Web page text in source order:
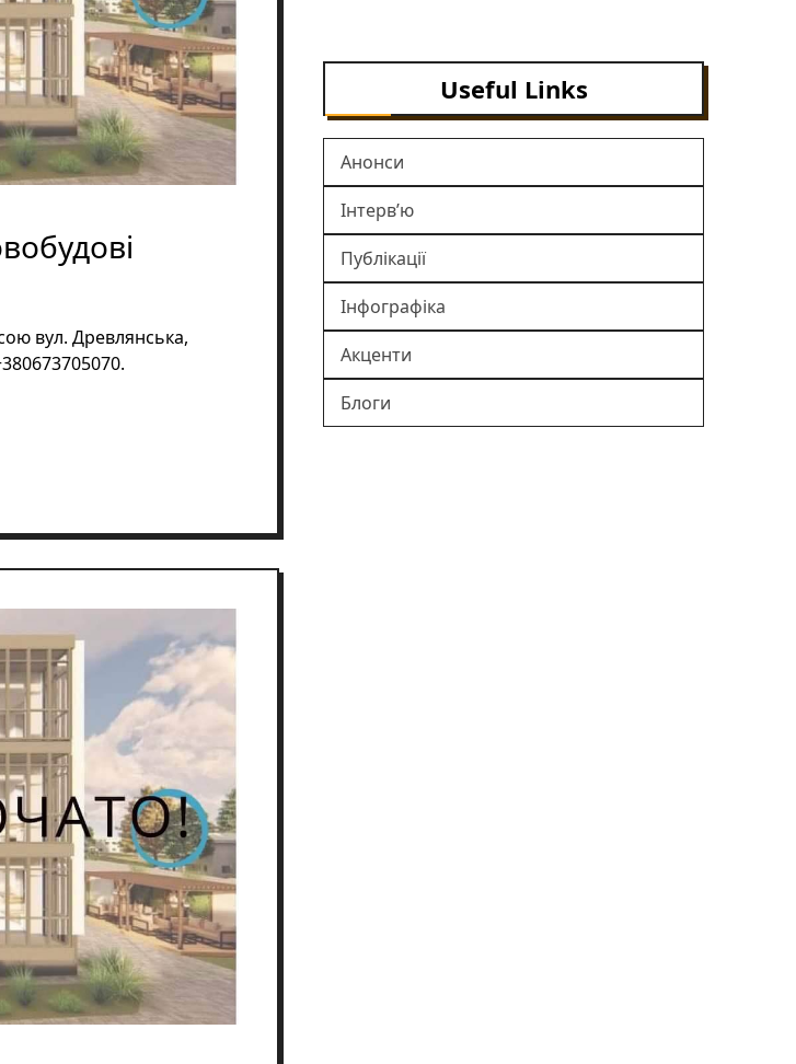
вул. Древлянська,
Useful Links
Анонси
Інтерв’ю
Публікації
Інфографіка
Акценти
Блоги